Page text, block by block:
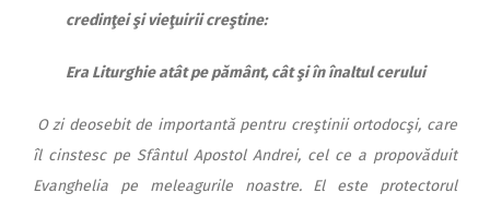
credinţei şi vieţuirii creştine:
Era Liturghie atât pe pământ, cât şi în înaltul cerului
O zi deosebit de importantă pentru creştinii ortodocşi, care
îl cinstesc pe Sfântul Apostol Andrei, cel ce a propovăduit
Evanghelia pe meleagurile noastre. El este protectorul